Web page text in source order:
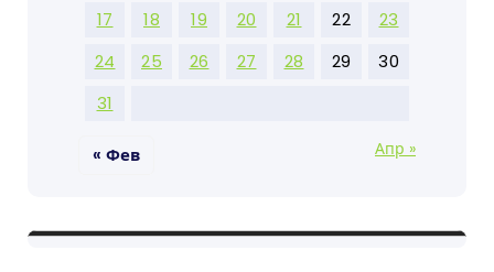
17
18 19 20 21 22
23
24
25 26 27 28 29
30
31
« Фев Апр »